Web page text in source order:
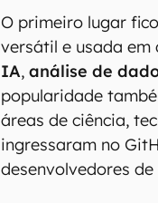
O primeiro lugar
versátil e usada em
IA,análise de
popularidade
áreas de ciência,
ingressaram no
desenvolvedores